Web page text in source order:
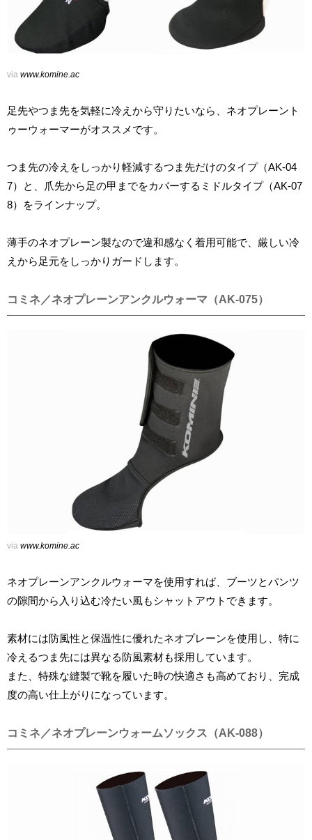
via www.komine.ac
足先やつま先を気軽に冷えから守りたいなら、ネオプレーント
ゥーウォーマーがオススメです。
つま先の冷えをしっかり軽減するつま先だけのタイプ（AK-04
7）と、爪先から足の甲までをカバーするミドルタイプ（AK-07
8）をラインナップ。
薄手のネオプレーン製なので違和感なく着用可能で、厳しい冷
えから足元をしっかりガードします。
コミネ／ネオプレーンアンクルウォーマ（AK-075）
via www.komine.ac
ネオプレーンアンクルウォーマを使用すれば、ブーツとパンツ
の隙間から入り込む冷たい風もシャットアウトできます。
素材には防風性と保温性に優れたネオプレーンを使用し、特に
冷えるつま先には異なる防風素材も採用しています。
また、特殊な縫製で靴を履いた時の快適さも高めており、完成
度の高い仕上がりになっています。
コミネ／ネオプレーンウォームソックス（AK-088）